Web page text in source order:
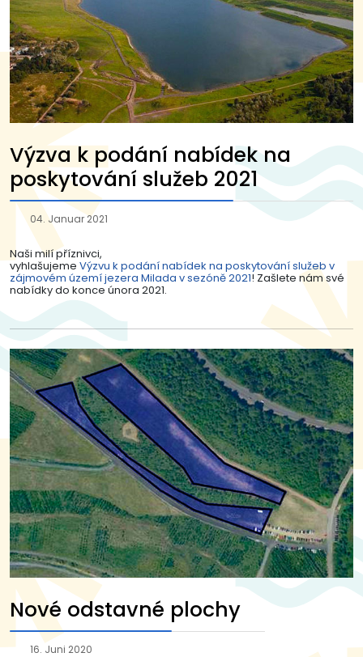
Výzva k podání nabídek na
poskytování služeb 2021
04. Januar 2021
Naši milí příznivci,
vyhlašujeme Výzvu k podání nabídek na poskytování služeb v
zájmovém území jezera Milada v sezóně 2021! Zašlete nám své
nabídky do konce února 2021.
Nové odstavné plochy
16. Juni 2020